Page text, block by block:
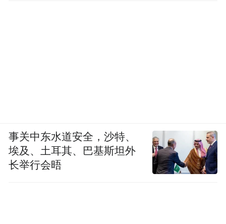
事关中东水道安全，沙特、
埃及、土耳其、巴基斯坦外
长举行会晤